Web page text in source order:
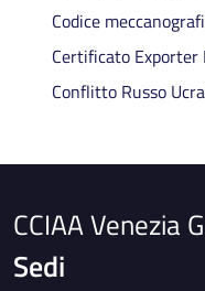
Codice
Certificato Exporter
Conflitto Russo
CCIAA Venezia
Sedi